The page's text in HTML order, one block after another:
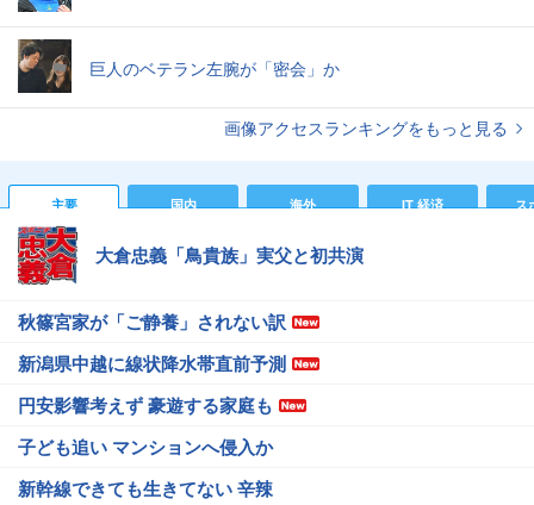
巨人のベテラン左腕が「密会」か
画像アクセスランキングをもっと見る
主要 国内 海外 IT 経済 ス
大倉忠義「鳥貴族」実父と初共演
秋篠宮家が「ご静養」されない訳
新潟県中越に線状降水帯直前予測
円安影響考えず 豪遊する家庭も
子ども追い マンションへ侵入か
新幹線できても生きてない 辛辣